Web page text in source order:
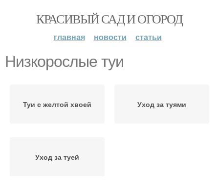
КРАСИВЫЙ САД И ОГОРОД
главная новости статьи
Низкорослые туи
Туи с желтой хвоей Уход за туями
Уход за туей